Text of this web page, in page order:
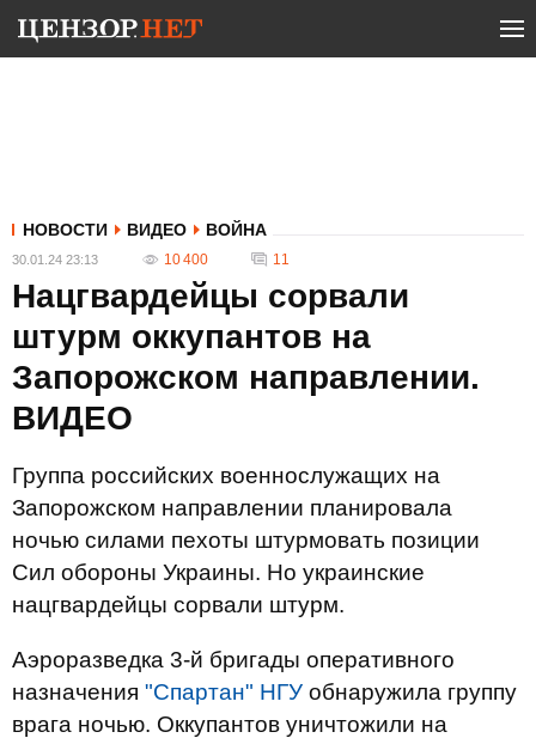
НОВОСТИ ВИДЕО ВОЙНА
30.01.24 23:13 10 400 11
Нацгвардейцы сорвали
штурм оккупантов на
Запорожском направлении.
ВИДЕО
Группа российских военнослужащих на
Запорожском направлении планировала
ночью силами пехоты штурмовать позиции
Сил обороны Украины. Но украинские
нацгвардейцы сорвали штурм.
Аэроразведка 3-й бригады оперативного
назначения "Спартан" НГУ обнаружила группу
врага ночью. Оккупантов уничтожили на